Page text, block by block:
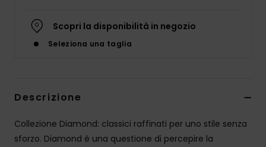
Scopri la disponibilità in negozio
Seleziona una taglia
Descrizione
Collezione Diamond: classici raffinati per uno stile senza
sforzo. Diamond è una questione di percepire la